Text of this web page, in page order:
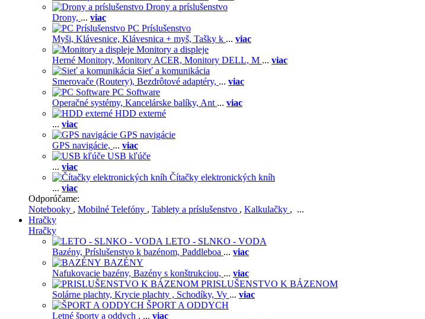
Drony a príslušenstvo
Drony, ... viac
PC Príslušenstvo
Myši, Klávesnice, Klávesnica + myš, Tašky k ... viac
Monitory a displeje
Herné Monitory, Monitory ACER, Monitory DELL, M ... viac
Sieť a komunikácia
Smerovače (Routery), Bezdrôtové adaptéry, ... viac
PC Software
Operačné systémy, Kancelárske balíky, Ant ... viac
HDD externé
... viac
GPS navigácie
GPS navigácie, ... viac
USB kľúče
... viac
Čítačky elektronických kníh
... viac
Odporúčame:
Notebooky , Mobilné Telefóny , Tablety a príslušenstvo , Kalkulačky , ...
Hračky
Hračky
LETO - SLNKO - VODA
Bazény, Príslušenstvo k bazénom, Paddleboa ... viac
BAZÉNY
Nafukovacie bazény, Bazény s konštrukciou, ... viac
PRISLUŠENSTVO K BÁZENOM
Solárne plachty, Krycie plachty , Schodíky, Vy ... viac
ŠPORT A ODDYCH
Letné športy a oddych , ... viac